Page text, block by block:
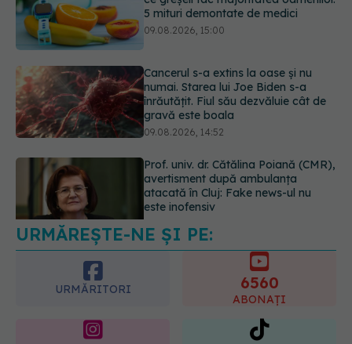
numai. Starea lui Joe Biden s-a
înrăutățit. Fiul său dezvăluie cât de
gravă este boala
Prof. univ. dr. Cătălina Poiană (CMR),
avertisment după ambulanța
atacată în Cluj: Fake news-ul nu
este inofensiv
Greșeala periculoasă făcută de
bolnavii de rinichi în timpul caniculei
09.08.2026, 16:00
URMĂREȘTE-NE ȘI PE:
URMĂRITORI
365 1401
URMĂRITORI
ARTICOLE SIMILARE